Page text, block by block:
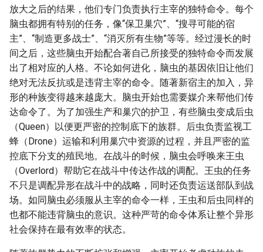
放大之后的结果，他们专门负责执行主宰的独特命令。每个
脑虫都拥有特别的任务，像“保卫巢穴”、“搜寻可能的宿
主”、“制造更多战士”、“消灭所有生物”等等。经过漫长的时
间之后，这些脑虫开始配合著自己所接受的独特命令而发展
出了相对应的人格。不论如何进化，脑虫的基因依旧让他们
绝对无法反抗或是违背主宰的命令。随著新宿主的加入，异
形的种族变得越来越庞大。脑虫开始也需要媒介来帮他们传
达命令了。为了加强生产和巢穴的护卫，有些脑虫变成后虫
（Queen）以便更严密的控制底下的族群。后虫负责监视工
蜂（Drone）运输和利用巢穴中资源的过程，并且严密的监
控底下分支的殖民地。在战斗的时候，脑虫会呼唤来王虫
（Overlord）帮助它在战斗中传达作战的调配。王虫的任务
不只是调配异形在战斗中的战略，同时还负责运送部队到战
场。如同脑虫必须服从主宰的命令一样，王虫和后虫同样的
也都不能违背脑虫的意识。这种严苛的命令体系让整个异形
社会保持在最有效率的状态。